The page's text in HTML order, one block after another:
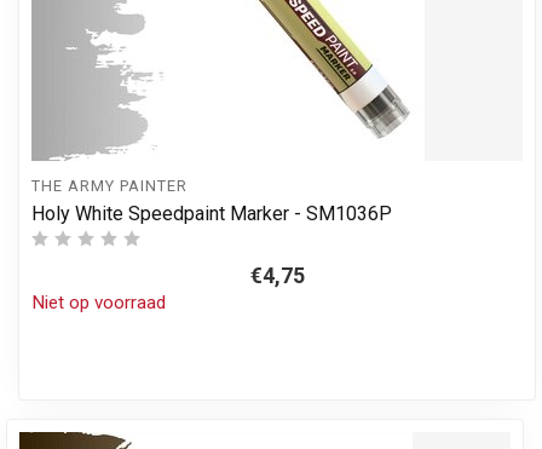
THE ARMY PAINTER
Holy White Speedpaint Marker - SM1036P
€4,75
Niet op voorraad